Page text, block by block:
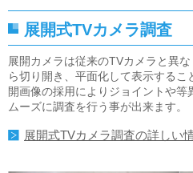
展開式TVカメラ調査
展開カメラは従来のTVカメラと異
ら切り開き、平面化して表示する
開画像の採用によりジョイントや等
ムーズに調査を行う事が出来ます。
展開式TVカメラ調査の詳しい